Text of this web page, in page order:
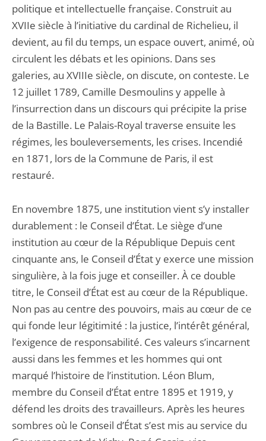
politique et intellectuelle française. Construit au
XVIIe siècle à l’initiative du cardinal de Richelieu, il
devient, au fil du temps, un espace ouvert, animé, où
circulent les débats et les opinions. Dans ses
galeries, au XVIIIe siècle, on discute, on conteste. Le
12 juillet 1789, Camille Desmoulins y appelle à
l’insurrection dans un discours qui précipite la prise
de la Bastille. Le Palais-Royal traverse ensuite les
régimes, les bouleversements, les crises. Incendié
en 1871, lors de la Commune de Paris, il est
restauré.
En novembre 1875, une institution vient s’y installer
durablement : le Conseil d’État. Le siège d’une
institution au cœur de la République Depuis cent
cinquante ans, le Conseil d’État y exerce une mission
singulière, à la fois juge et conseiller. À ce double
titre, le Conseil d’État est au cœur de la République.
Non pas au centre des pouvoirs, mais au cœur de ce
qui fonde leur légitimité : la justice, l’intérêt général,
l’exigence de responsabilité. Ces valeurs s’incarnent
aussi dans les femmes et les hommes qui ont
marqué l’histoire de l’institution. Léon Blum,
membre du Conseil d’État entre 1895 et 1919, y
défend les droits des travailleurs. Après les heures
sombres où le Conseil d’État s’est mis au service du